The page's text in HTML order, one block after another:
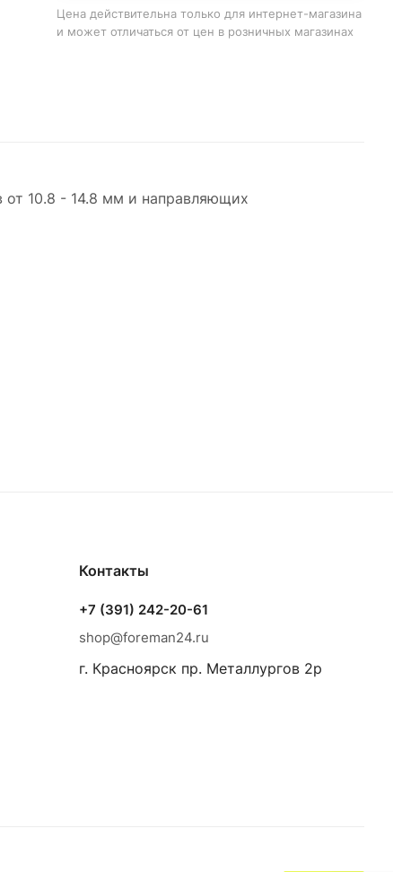
Цена действительна только для интернет-магазина
и может отличаться от цен в розничных магазинах
от 10.8 - 14.8 мм и направляющих
Контакты
+7 (391) 242-20-61
shop@foreman24.ru
г. Красноярск пр. Металлургов 2р